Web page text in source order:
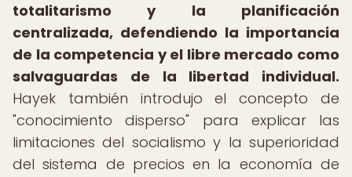
totalitarismo y la planificación
centralizada, defendiendo la importancia
de la competencia y el libre mercado como
salvaguardas de la libertad individual.
Hayek también introdujo el concepto de
"conocimiento disperso" para explicar las
limitaciones del socialismo y la superioridad
del sistema de precios en la economía de